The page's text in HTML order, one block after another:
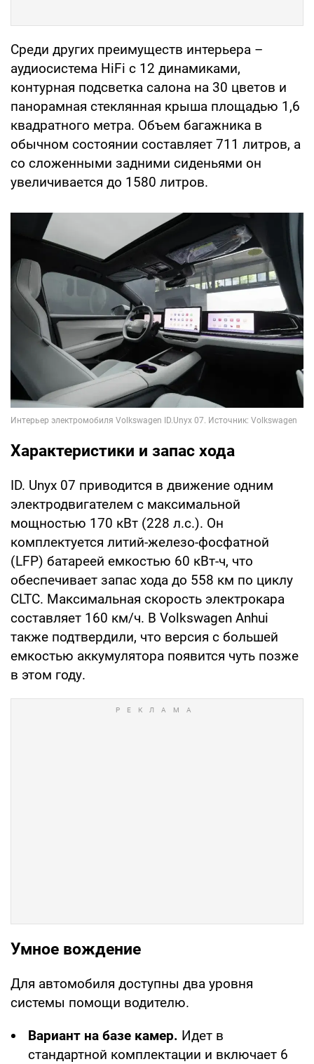
Среди других преимуществ интерьера –
аудиосистема HiFi с 12 динамиками,
контурная подсветка салона на 30 цветов и
панорамная стеклянная крыша площадью 1,6
квадратного метра. Объем багажника в
обычном состоянии составляет 711 литров, а
со сложенными задними сиденьями он
увеличивается до 1580 литров.
Характеристики и запас хода
ID. Unyx 07 приводится в движение одним
электродвигателем с максимальной
мощностью 170 кВт (228 л.с.). Он
комплектуется литий-железо-фосфатной
(LFP) батареей емкостью 60 кВт-ч, что
обеспечивает запас хода до 558 км по циклу
CLTC. Максимальная скорость электрокара
составляет 160 км/ч. В Volkswagen Anhui
также подтвердили, что версия с большей
емкостью аккумулятора появится чуть позже
в этом году.
Умное вождение
Для автомобиля доступны два уровня
системы помощи водителю.
Вариант на базе камер. Идет в
стандартной комплектации и включает 6